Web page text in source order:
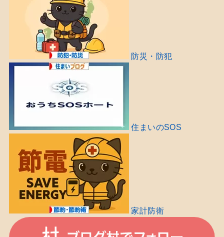
防災・防犯
住まいのSOS
家計防衛